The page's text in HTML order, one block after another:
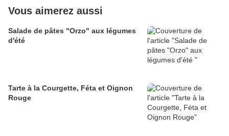
Vous aimerez aussi
Salade de pâtes "Orzo" aux légumes
d'été
Tarte à la Courgette, Féta et Oignon
Rouge